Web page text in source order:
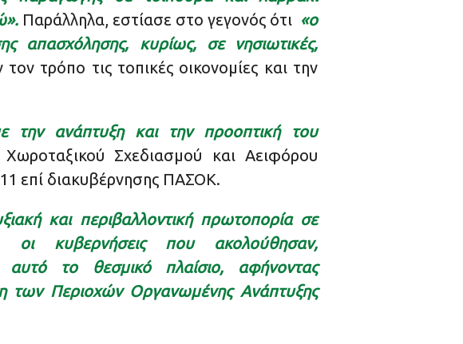
Παράλληλα, εστίασε στο γεγονός ότι «ο
απασχόλησης, κυρίως, σε νησιωτικές,
τρόπο τις τοπικές οικονομίες και την
την ανάπτυξη και την προοπτική του
Σχεδιασμού και Αειφόρου
επί διακυβέρνησης ΠΑΣΟΚ.
και περιβαλλοντική πρωτοπορία σε
οι κυβερνήσεις που ακολούθησαν,
αυτό το θεσμικό πλαίσιο, αφήνοντας
των Περιοχών Οργανωμένης Ανάπτυξης